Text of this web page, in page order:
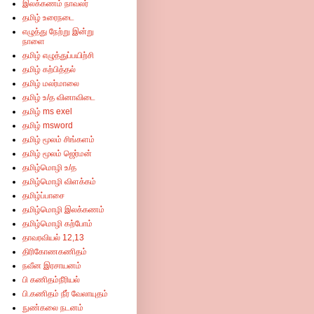
சந்திக்கும் ஒரே இணையம்-இங்குள்ள விளம்பரங்களில் கிளிக் செய்து விட்டு சென்றால்
இலக்கணம் நாவலர்
தமிழ் உரைநடை
எழுத்து நேற்று இன்று
நாளை
தமிழ் எழுத்துப்பயிற்சி
தமிழ் கற்பித்தல்
தமிழ் மலர்மாலை
தமிழ் உ/த வினாவிடை
தமிழ் ms exel
தமிழ் msword
தமிழ் மூலம் சிங்களம்
தமிழ் மூலம் ஜெர்மன்
தமிழ்மொழி உ/த
தமிழ்மொழி விளக்கம்
தமிழ்ப்பாசை
தமிழ்மொழி இலக்கணம்
தமிழ்மொழி கற்போம்
தாவரவியல் 12,13
திரிகோணகணிதம்
நவீன இரசாயனம்
பி கணிதம்நீரியல்
பி.கணிதம் நீர் வேலாயுதம்
நுண்கலை நடனம்